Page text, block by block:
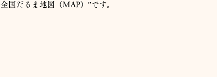
国だるま地図（MAP）”です。